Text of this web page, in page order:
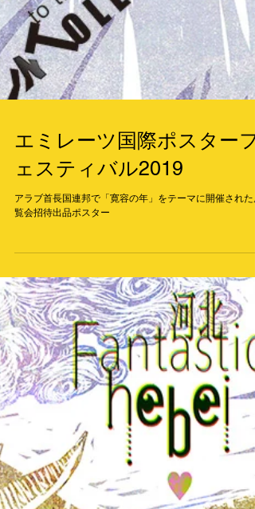
エミレーツ国際ポスターフ
ェスティバル2019